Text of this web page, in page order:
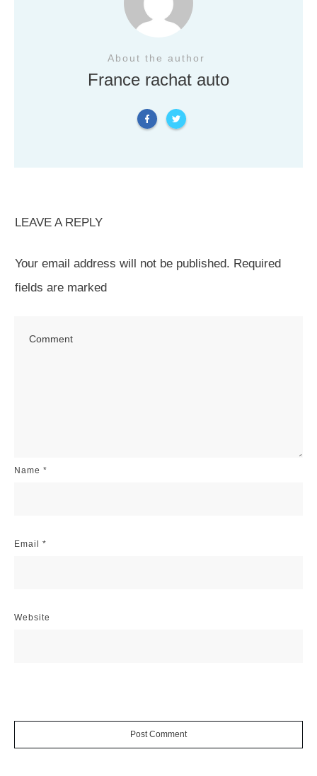
About the author
France rachat auto
LEAVE A REPLY
Your email address will not be published. Required
fields are marked
Name *
Email *
Website
Post Comment